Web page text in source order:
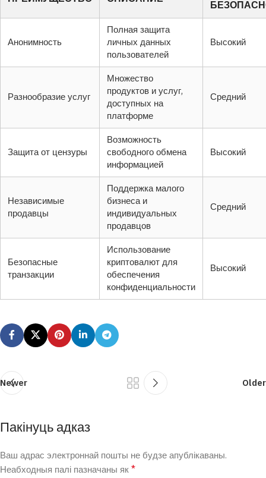
Анонимность
Полная защита
личных данных
пользователей
Высокий
Разнообразие услуг
Множество
продуктов и услуг,
доступных на
платформе
Средний
Защита от цензуры
Возможность
свободного обмена
информацией
Высокий
Независимые
продавцы
Поддержка малого
бизнеса и
индивидуальных
продавцов
Средний
Безопасные
транзакции
Использование
криптовалют для
обеспечения
конфиденциальности
Высокий
Newer Older
Пакінуць адказ
Ваш адрас электроннай пошты не будзе апублікаваны.
Неабходныя палі пазначаны як*